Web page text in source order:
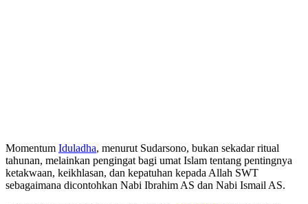
Momentum Iduladha, menurut Sudarsono, bukan sekadar ritual
tahunan, melainkan pengingat bagi umat Islam tentang pentingnya
ketakwaan, keikhlasan, dan kepatuhan kepada Allah SWT
sebagaimana dicontohkan Nabi Ibrahim AS dan Nabi Ismail AS.